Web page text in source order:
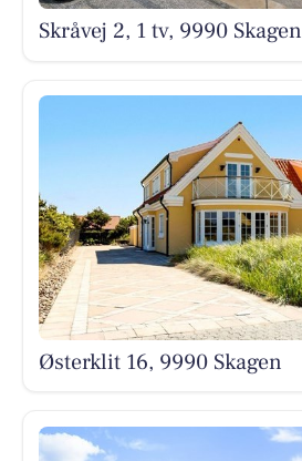
Skråvej 2, 1 tv, 9990 Skagen
Østerklit 16, 9990 Skagen